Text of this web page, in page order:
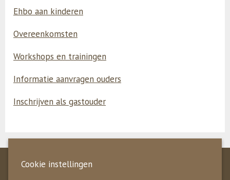
Ehbo aan kinderen
Overeenkomsten
Workshops en trainingen
Informatie aanvragen ouders
Inschrijven als gastouder
Kroostopvang
Cookie instellingen